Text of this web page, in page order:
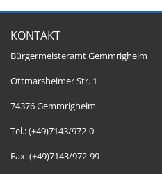
KONTAKT
Bürgermeisteramt Gemmrigheim
Ottmarsheimer Str. 1
74376 Gemmrigheim
Tel.: (+49)7143/972-0
Fax: (+49)7143/972-99